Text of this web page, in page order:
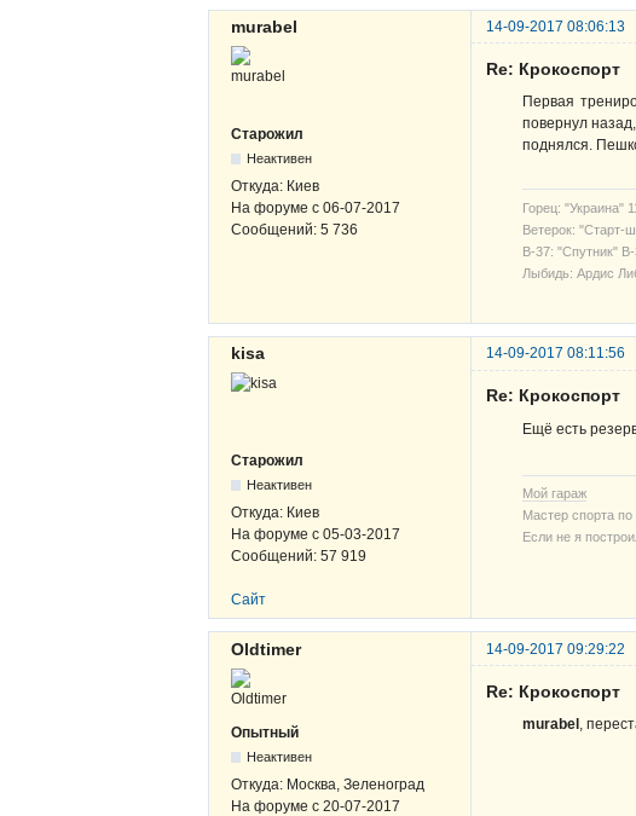
murabel 14-09-2017 08:06:13
Старожил
Неактивен
Откуда: Киев
На форуме с 06-07-2017
Сообщений: 5 736
Re: Крокоспорт
Первая
повернул
поднялся.
Горец: "Украина"
Ветерок: "Старт-
В-37: "Спутник" В-
Лыбидь: Ардис
kisa 14-09-2017 08:11:56
Старожил
Неактивен
Откуда: Киев
На форуме с 05-03-2017
Сообщений: 57 919
Re: Крокоспорт
Ещё есть
Мой гараж
Мастер спорта
Если не я
Сайт
Oldtimer 14-09-2017 09:29:22
Опытный
Неактивен
Откуда: Москва, Зеленоград
На форуме с 20-07-2017
Re: Крокоспорт
murabel ,